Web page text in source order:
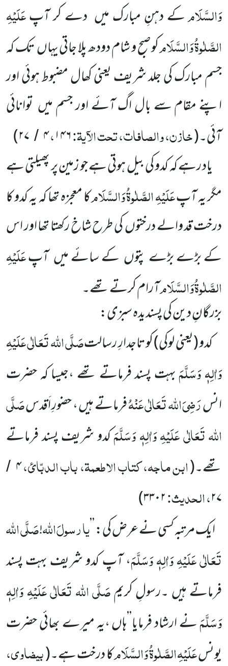
وَالسَّلَامکے دہنِ مبارک میں دے کر آپعَلَیْہِ
الصَّلٰوۃُوَالسَّلَامکو صبح و شام دودھ پلا جاتی یہاںتک کہ
جسم مبارک کی جلد شریف یعنی کھال مضبوط ہوئی اور
اپنے مقام سے بال اگ آئے اور جسم میں توانائی
آئی۔(خازن، والصافات، تحت الآیۃ:۱۴۶،۴ / ۲۷)
یاد رہے کہ کدو کی بیل ہوتی ہے جو زمین پر پھیلتی ہے
مگر یہ آپعَلَیْہِالصَّلٰوۃُوَالسَّلَامکا معجزہ تھا کہ یہ کدو کا
درختقد والے درختوںکی طرح شاخ رکھتا تھا اور اس
کےبڑے بڑے پتوں کے سائے میںآپعَلَیْہِ
الصَّلٰوۃُوَالسَّلَامآرامکرتے تھے۔
بزرگانِ دین کی پسندیدہ سبزی:
کدو(یعنی لوکی)کو تاجدارِ رسالتصَلَّی اللہ تَعَالٰی عَلَیْہِ
وَاٰلِہٖ وَسَلَّمَبہت پسند فرماتے تھے ،جیسا کہ حضرت
انسرَضِیَاللہ تَعَالٰی عَنْہُفرماتے ہیں ، حضورِ اَقدسصَلَّی
اللہ تَعَالٰی عَلَیْہِ وَاٰلِہٖ وَسَلَّمَکدو شریف پسند فرماتے
تھے۔(ابن ماجہ، کتاب الاطعمۃ، باب الدبّائ،۴ /
۲۷، الحدیث:۳۳۰۲)
ایک مرتبہ کسی نے عرض کی: ’’یارسولَاللہ!صَلَّی اللہ
تَعَالٰی عَلَیْہِ وَاٰلِہٖ وَسَلَّمَ، آپ کدو شریف بہتپسند
فرماتےہیں ۔رسولِ کریمصَلَّی اللہ تَعَالٰی عَلَیْہِ وَاٰلِہٖ
وَسَلَّمَنےارشاد فرمایا’’ہاں ،یہ میرے بھائی حضرت
یونسعَلَیْہِالصَّلٰوۃُوَالسَّلَامکادرخت ہے۔(بیضاوی،